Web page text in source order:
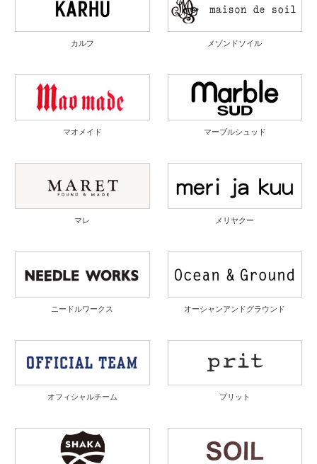
カルフ メゾンドソイル
マオメイド マーブルシュッド
マレ メリヤクー
ニードルワークス オーシャンアンドグラウンド
オフィシャルチーム プリット